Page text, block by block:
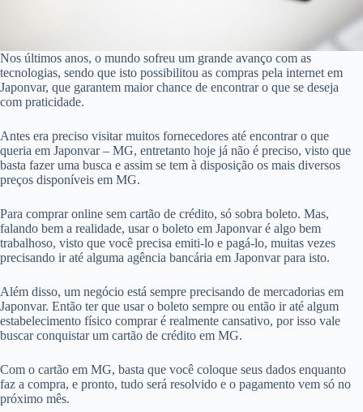
Nos últimos anos, o mundo sofreu um grande avanço com as
tecnologias, sendo que isto possibilitou as compras pela internet em
Japonvar, que garantem maior chance de encontrar o que se deseja
com praticidade.
Antes era preciso visitar muitos fornecedores até encontrar o que
queria em Japonvar – MG, entretanto hoje já não é preciso, visto que
basta fazer uma busca e assim se tem à disposição os mais diversos
preços disponíveis em MG.
Para comprar online sem cartão de crédito, só sobra boleto. Mas,
falando bem a realidade, usar o boleto em Japonvar é algo bem
trabalhoso, visto que você precisa emiti-lo e pagá-lo, muitas vezes
precisando ir até alguma agência bancária em Japonvar para isto.
Além disso, um negócio está sempre precisando de mercadorias em
Japonvar. Então ter que usar o boleto sempre ou então ir até algum
estabelecimento físico comprar é realmente cansativo, por isso vale
buscar conquistar um cartão de crédito em MG.
Com o cartão em MG, basta que você coloque seus dados enquanto
faz a compra, e pronto, tudo será resolvido e o pagamento vem só no
próximo mês.